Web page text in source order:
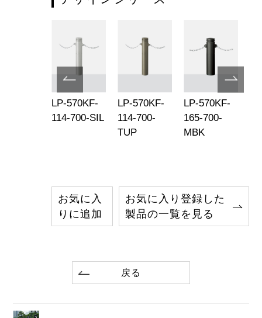
LP-570KF-
114-700-SIL
LP-570KF-
114-700-
TUP
LP-570KF-
165-700-
MBK
お気に入
りに追加
お気に入り登録した
製品の一覧を見る
戻る